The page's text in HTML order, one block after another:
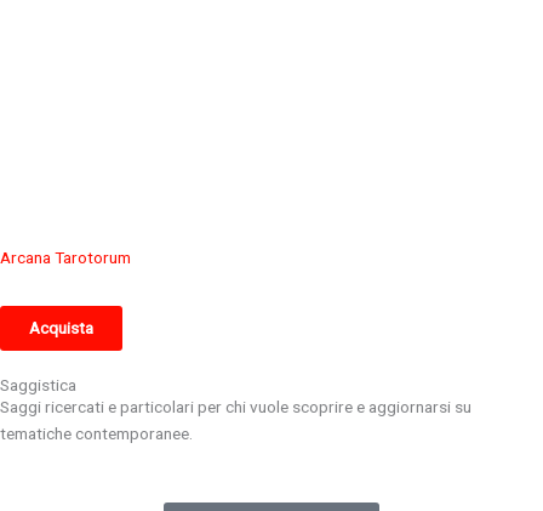
Arcana Tarotorum
Acquista
Saggistica
Saggi ricercati e particolari per chi vuole scoprire e aggiornarsi su
tematiche contemporanee.